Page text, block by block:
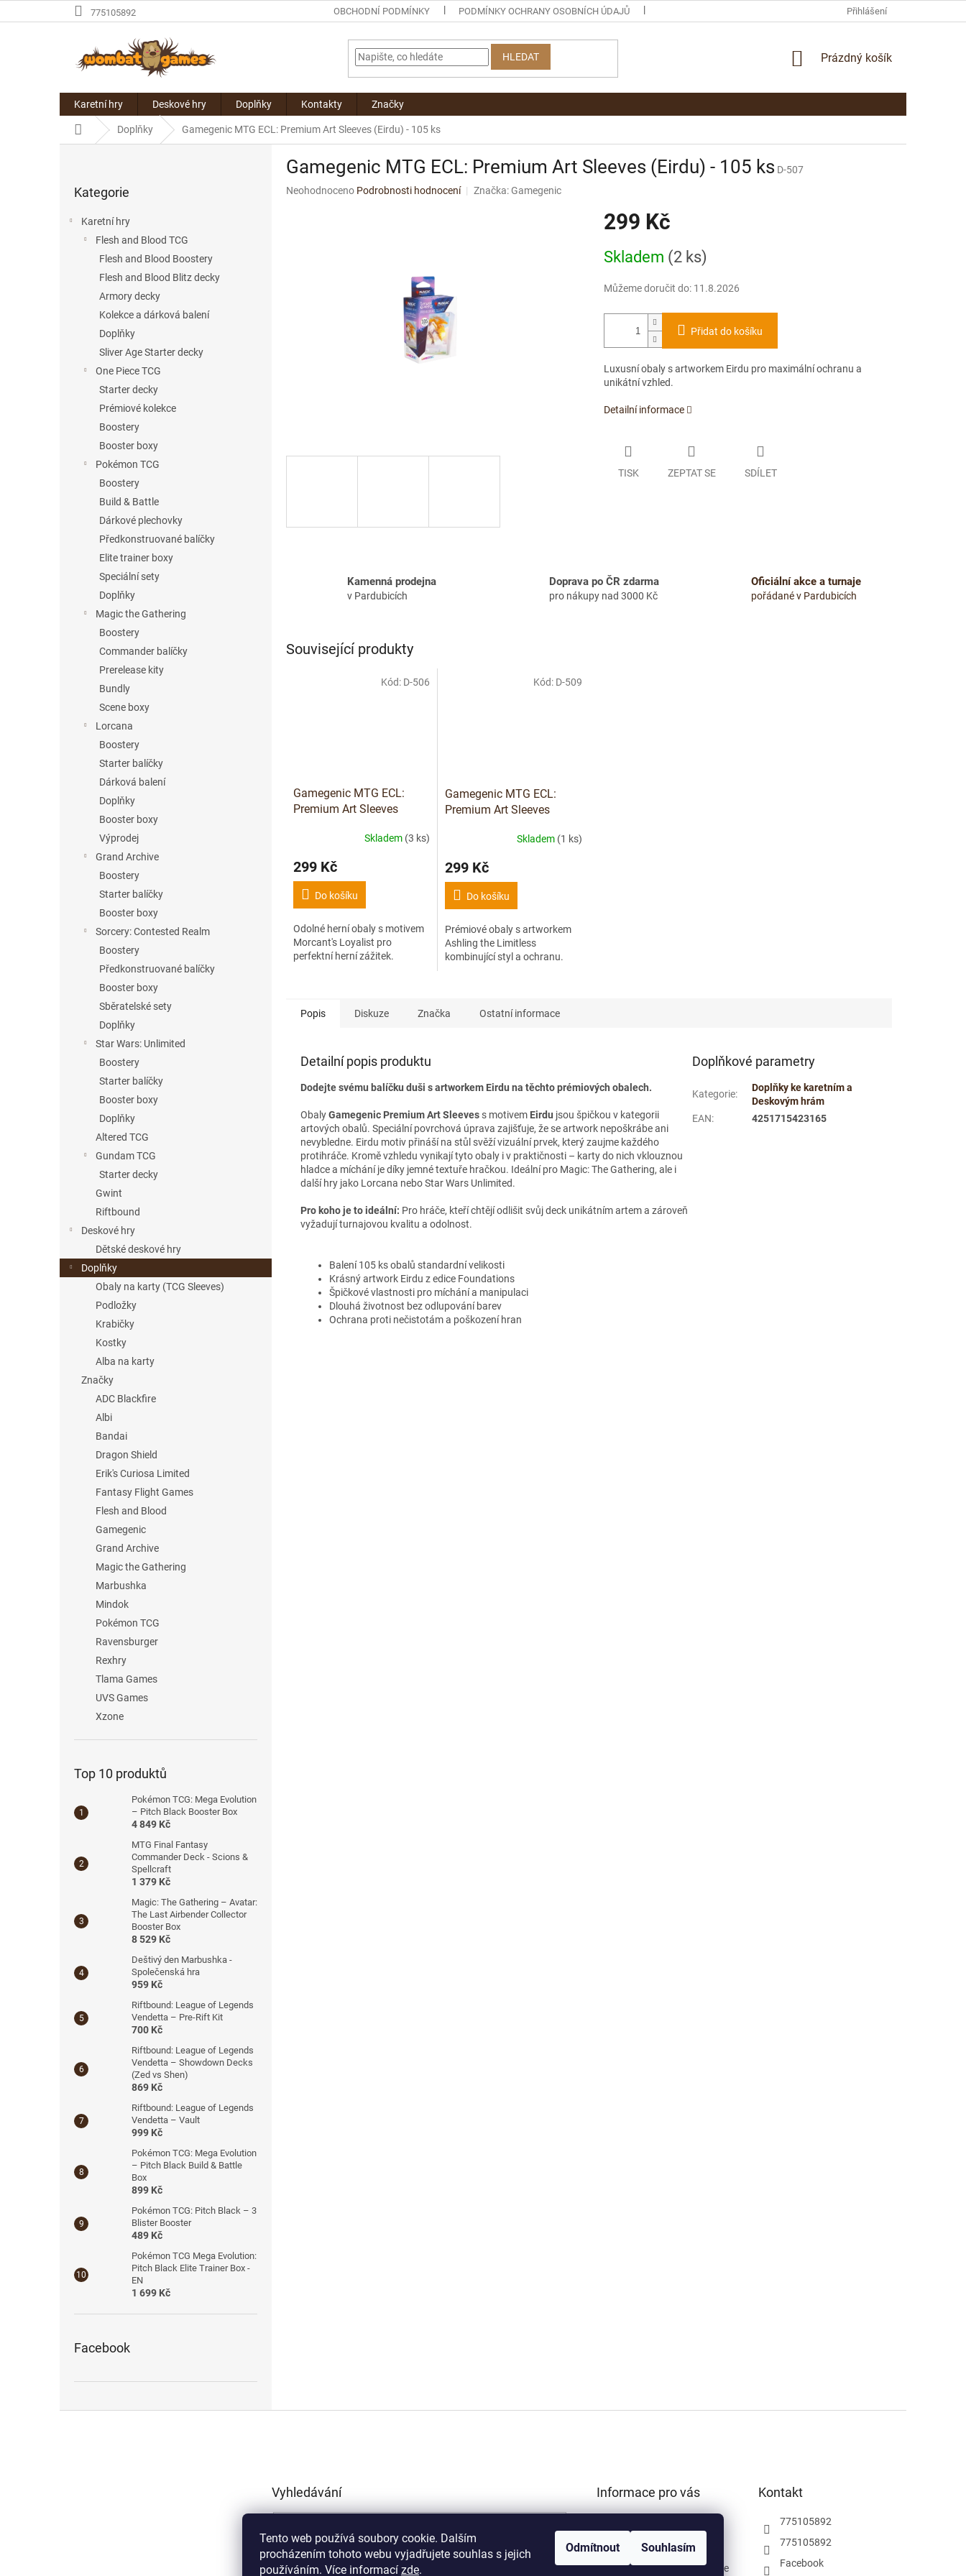
Tento web používá soubory cookie. Dalším
procházením tohoto webu vyjadřujete souhlas s jejich
používáním. Více informací zde.
Odmítnout Souhlasím
na
775105892 OBCHODNÍ PODMÍNKY PODMÍNKY OCHRANY OSOBNÍCH ÚDAJŮ KONTAKTY
Přihlášení
HLEDAT
NÁKUPNÍ
Prázdný košík
Karetní hry Deskové hry Doplňky Kontakty Značky
Domů Doplňky Gamegenic MTG ECL: Premium Art Sleeves (Eirdu) - 105 ks
kategorie
Kategorie
Karetní hry
Flesh and Blood TCG
Flesh and Blood Boostery
Flesh and Blood Blitz decky
Armory decky
Kolekce a dárková balení
Doplňky
Sliver Age Starter decky
One Piece TCG
Starter decky
Prémiové kolekce
Boostery
Booster boxy
Pokémon TCG
Boostery
Build & Battle
Dárkové plechovky
Předkonstruované balíčky
Elite trainer boxy
Speciální sety
Doplňky
Magic the Gathering
Boostery
Commander balíčky
Prerelease kity
Bundly
Scene boxy
Lorcana
Boostery
Starter balíčky
Dárková balení
Doplňky
Booster boxy
Výprodej
Grand Archive
Boostery
Starter balíčky
Booster boxy
Sorcery: Contested Realm
Boostery
Předkonstruované balíčky
Booster boxy
Sběratelské sety
Doplňky
Star Wars: Unlimited
Boostery
Starter balíčky
Booster boxy
Doplňky
Altered TCG
Gundam TCG
Starter decky
Gwint
Riftbound
Deskové hry
Dětské deskové hry
Doplňky
Obaly na karty (TCG Sleeves)
Podložky
Krabičky
Kostky
Alba na karty
Značky
ADC Blackfire
Albi
Bandai
Dragon Shield
Erik's Curiosa Limited
Fantasy Flight Games
Flesh and Blood
Gamegenic
Grand Archive
Magic the Gathering
Marbushka
Mindok
Pokémon TCG
Ravensburger
Rexhry
Tlama Games
UVS Games
Xzone
Top 10 produktů
Pokémon TCG: Mega Evolution
– Pitch Black Booster Box
4 849 Kč
MTG Final Fantasy
Commander Deck - Scions &
Spellcraft
1 379 Kč
Magic: The Gathering – Avatar:
The Last Airbender Collector
Booster Box
8 529 Kč
Deštivý den Marbushka -
Společenská hra
959 Kč
Riftbound: League of Legends
Vendetta – Pre-Rift Kit
700 Kč
Riftbound: League of Legends
Vendetta – Showdown Decks
(Zed vs Shen)
869 Kč
Riftbound: League of Legends
Vendetta – Vault
999 Kč
Pokémon TCG: Mega Evolution
– Pitch Black Build & Battle
Box
899 Kč
Pokémon TCG: Pitch Black – 3
Blister Booster
489 Kč
Pokémon TCG Mega Evolution:
Pitch Black Elite Trainer Box -
EN
1 699 Kč
Facebook
Gamegenic MTG ECL: Premium Art Sleeves (Eirdu) - 105 ks D-507
Průměrné
Neohodnoceno Podrobnosti hodnocení Značka: Gamegenic
299 Kč
cena:
Skladem (2 ks)
Můžeme doručit do: 11.8.2026
Přidat do košíku
Luxusní obaly s artworkem Eirdu pro maximální ochranu a
unikátní vzhled.
Detailní informace
TISK ZEPTAT SE SDÍLET
Kamenná prodejna
v Pardubicích
Doprava po ČR zdarma
pro nákupy nad 3000 Kč
Oficiální akce a turnaje
pořádané v Pardubicích
Související produkty
Gamegenic MTG ECL:
Premium Art Sleeves
Skladem (3 ks)
299 Kč
Do košíku
Odolné herní obaly s motivem
Morcant's Loyalist pro
perfektní herní zážitek.
Kód: D-506
Gamegenic MTG ECL:
Premium Art Sleeves
Skladem (1 ks)
299 Kč
Do košíku
Prémiové obaly s artworkem
Ashling the Limitless
kombinující styl a ochranu.
Kód: D-509
Popis Diskuze Značka Ostatní informace
Detailní popis produktu
Dodejte svému balíčku duši s artworkem Eirdu na těchto prémiových obalech.
ObalyGamegenic Premium Art Sleeves s motivem Eirdu jsou špičkou v kategorii
artových obalů. Speciální povrchová úprava zajišťuje, že se artwork nepoškrábe ani
nevybledne. Eirdu motiv přináší na stůl svěží vizuální prvek, který zaujme každého
protihráče. Kromě vzhledu vynikají tyto obaly i v praktičnosti – karty do nich vklouznou
hladce a míchání je díky jemné textuře hračkou. Ideální pro Magic: The Gathering, ale i
další hry jako Lorcana nebo Star Wars Unlimited.
Pro koho je to ideální: Pro hráče, kteří chtějí odlišit svůj deck unikátním artem a zároveň
vyžadují turnajovou kvalitu a odolnost.
Balení 105 ks obalů standardní velikosti
Krásný artwork Eirdu z edice Foundations
Špičkové vlastnosti pro míchání a manipulaci
Dlouhá životnost bez odlupování barev
Ochrana proti nečistotám a poškození hran
Doplňkové parametry
Kategorie:
Doplňky ke karetním a
Deskovým hrám
EAN: 4251715423165
Vyhledávání Informace pro vás
Podmínky ochrany osobních
údajů
Kamenná prodejna Pardubice
Kontakt
775105892
775105892
Facebook